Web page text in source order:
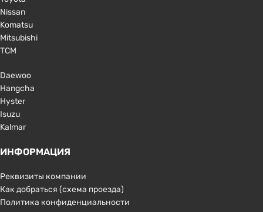
Nissan
Komatsu
Mitsubishi
TCM
Daewoo
Hangcha
Hyster
Isuzu
Kalmar
ИНФОРМАЦИЯ
Реквизиты компании
Как добраться (схема проезда)
Политика конфиденциальности